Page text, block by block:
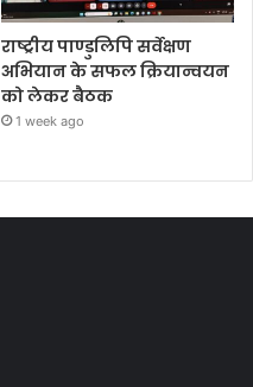
राष्ट्रीय पाण्डुलिपि सर्वेक्षण
अभियान के सफल क्रियान्वयन
को लेकर बैठक
1 week ago